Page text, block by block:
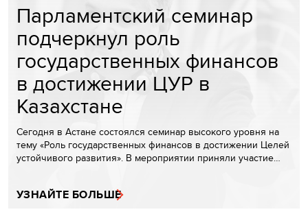
Парламентский семинар
подчеркнул роль
государственных финансов
в достижении ЦУР в
Казахстане
Сегодня в Астане состоялся семинар высокого уровня на
тему «Роль государственных финансов в достижении Целей
устойчивого развития». В мероприятии приняли участие…
УЗНАЙТЕ БОЛЬШЕ